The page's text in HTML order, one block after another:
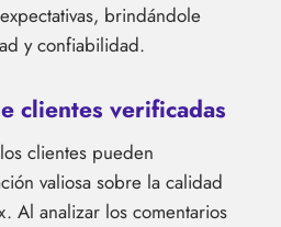
brindándole
y confiabilidad.
clientes verificadas
clientes pueden
valiosa sobre la calidad
Al analizar los comentarios